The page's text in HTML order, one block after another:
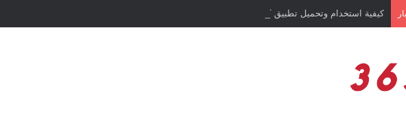
كيفية استخدام وتحميل تطبيق chatGPT وإجراء المحادثات المباشرة والمراسلات الفورية